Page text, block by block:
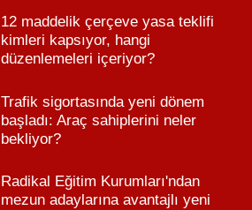
12 maddelik çerçeve yasa teklifi
kimleri kapsıyor, hangi
düzenlemeleri içeriyor?
Trafik sigortasında yeni dönem
başladı: Araç sahiplerini neler
bekliyor?
Radikal Eğitim Kurumları'ndan
mezun adaylarına avantajlı yeni